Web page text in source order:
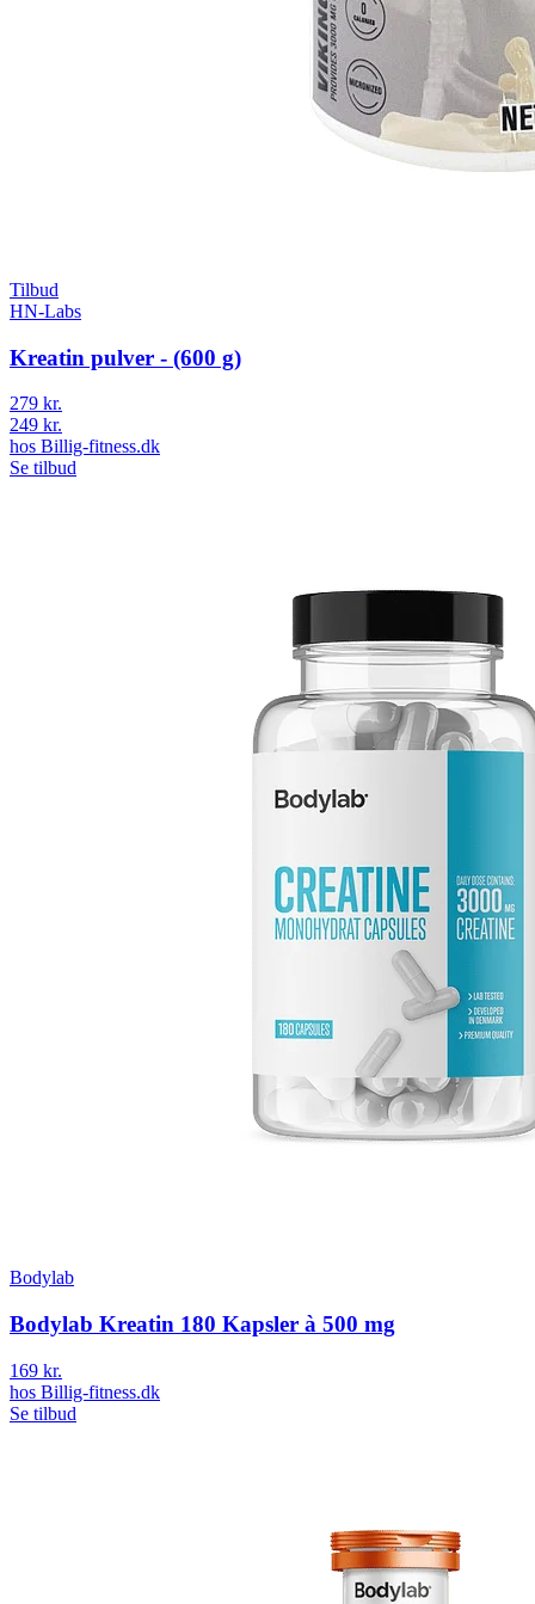
Tilbud
HN-Labs
Kreatin pulver - (600 g)
279 kr.
249 kr.
hos Billig-fitness.dk
Se tilbud
Bodylab
Bodylab Kreatin 180 Kapsler à 500 mg
169 kr.
hos Billig-fitness.dk
Se tilbud